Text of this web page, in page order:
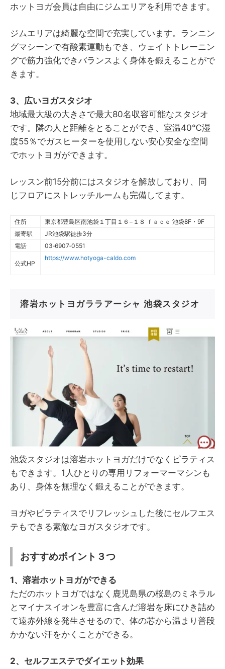
ホットヨガ会員は自由にジムエリアを利用できます。
ジムエリアは綺麗な空間で充実しています。ランニン
グマシーンで有酸素運動もでき、ウェイトトレーニン
グで筋力強化できバランスよく身体を鍛えることがで
きます。
3、広いヨガスタジオ
地域最大級の大きさで最大80名収容可能なスタジオ
です。隣の人と距離をとることができ、室温40℃湿
度55％でガスヒーターを使用しない安心安全な空間
でホットヨガができます。
レッスン前15分前にはスタジオを解放しており、同
じフロアにストレッチルームも完備してます。
住所
東京都豊島区南池袋１丁目１６−１８ ｆａｃｅ 池袋8F・9F
最寄駅
JR池袋駅徒歩3分
電話
03‐6907‐0551
公式HP
https://www.hotyoga-caldo.com
溶岩ホットヨガララアーシャ 池袋スタジオ
池袋スタジオは溶岩ホットヨガだけでなくピラティス
もできます。1人ひとりの専用リフォーマーマシンも
あり、身体を無理なく鍛えることができます。
ヨガやピラティスでリフレッシュした後にセルフエス
テもできる素敵なヨガスタジオです。
おすすめポイント３つ
1、溶岩ホットヨガができる
ただのホットヨガではなく鹿児島県の桜島のミネラル
とマイナスイオンを豊富に含んだ溶岩を床にひき詰め
て遠赤外線を発生させるので、体の芯から温まり普段
かかない汗をかくことができる。
2、セルフエステでダイエット効果